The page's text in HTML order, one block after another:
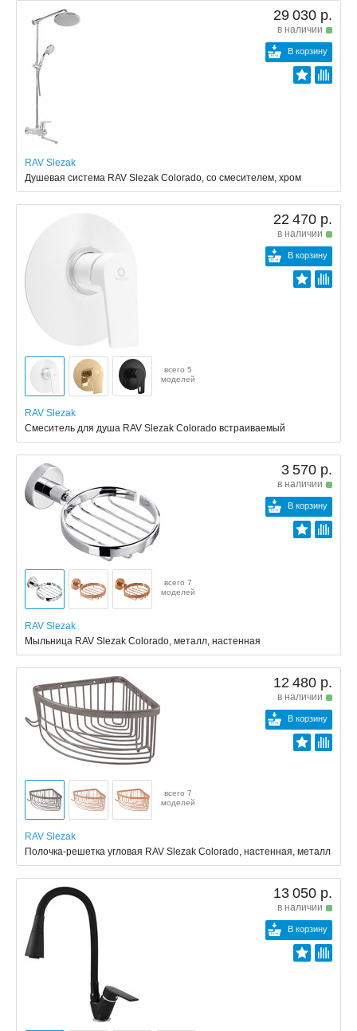
29 030 р.
в наличии
В корзину
RAV Slezak
Душевая система RAV Slezak Colorado, со смесителем, хром
22 470 р.
в наличии
В корзину
всего 5
моделей
RAV Slezak
Смеситель для душа RAV Slezak Colorado встраиваемый
3 570 р.
в наличии
В корзину
всего 7
моделей
RAV Slezak
Мыльница RAV Slezak Colorado, металл, настенная
12 480 р.
в наличии
В корзину
всего 7
моделей
RAV Slezak
Полочка-решетка угловая RAV Slezak Colorado, настенная, металл
13 050 р.
в наличии
В корзину